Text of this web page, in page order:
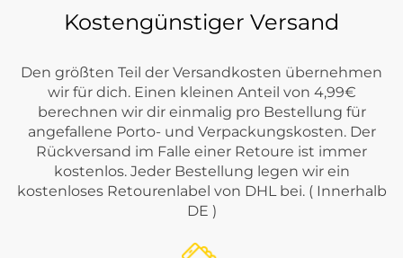
Kostengünstiger Versand
Den größten Teil der Versandkosten übernehmen
wir für dich. Einen kleinen Anteil von 4,99€
berechnen wir dir einmalig pro Bestellung für
angefallene Porto- und Verpackungskosten. Der
Rückversand im Falle einer Retoure ist immer
kostenlos. Jeder Bestellung legen wir ein
kostenloses Retourenlabel von DHL bei. ( Innerhalb
DE )